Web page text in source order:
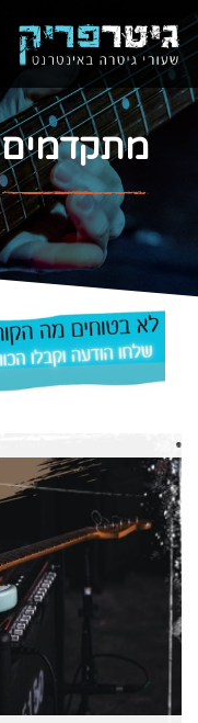
מתקדמים